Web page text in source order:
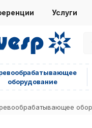
Услуги
оборудование